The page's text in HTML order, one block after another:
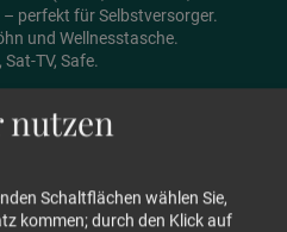
perfekt für Selbstversorger.
und Wellnesstasche.
TV, Safe.
nutzen
Schaltflächen wählen Sie,
kommen; durch den Klick auf